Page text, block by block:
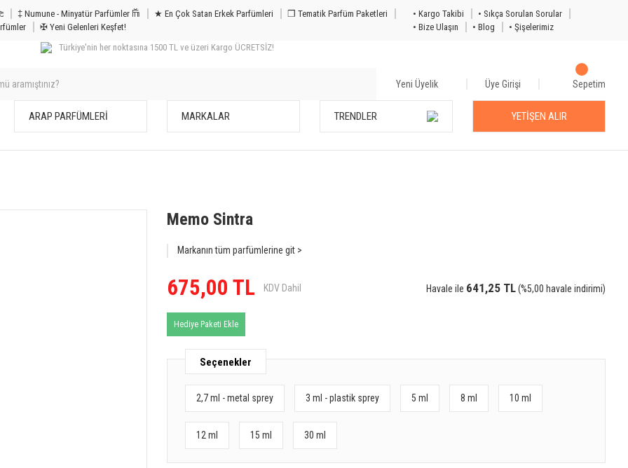
𐦝 ‡ Numune - Minyatür Parfümler 𐙏 ★ En Çok Satan Erkek Parfümleri
❒ Tematik Parfüm Paketleri
✠ Yeni Gelenleri Keşfet!
• Kargo Takibi
• Sıkça Sorulan Sorular
• Bize Ulaşın
• Blog
• Şişelerimiz
Türkiye'nin her noktasına 1500 TL ve üzeri Kargo ÜCRETSİZ!
Yeni Üyelik Üye Girişi Sepetim
ARAP PARFÜMLERİ MARKALAR TRENDLER YETİŞEN ALIR
Memo Sintra
Markanın tüm parfümlerine git >
675,00 TL KDV Dahil Havale ile 641,25 TL(%5,00 havale indirimi)
Hediye Paketi Ekle
Seçenekler
2,7 ml - metal sprey 3 ml - plastik sprey 5 ml 8 ml 10 ml
12 ml 15 ml 30 ml